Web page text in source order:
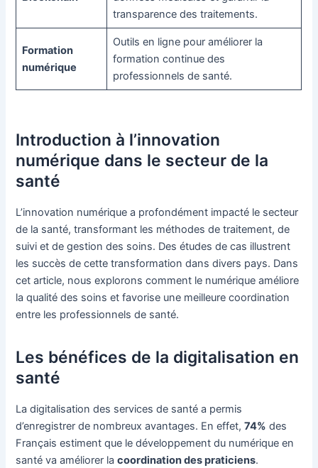
transparence des traitements.
Formation
numérique
Outils en ligne pour améliorer la
formation continue des
professionnels de santé.
Introduction à l’innovation
numérique dans le secteur de la
santé
L’innovation numérique a profondément impacté le secteur
de la santé, transformant les méthodes de traitement, de
suivi et de gestion des soins. Des études de cas illustrent
les succès de cette transformation dans divers pays. Dans
cet article, nous explorons comment le numérique améliore
la qualité des soins et favorise une meilleure coordination
entre les professionnels de santé.
Les bénéfices de la digitalisation en
santé
La digitalisation des services de santé a permis
d’enregistrer de nombreux avantages. En effet,74% des
Français estiment que le développement du numérique en
santé va améliorer lacoordination des praticiens.